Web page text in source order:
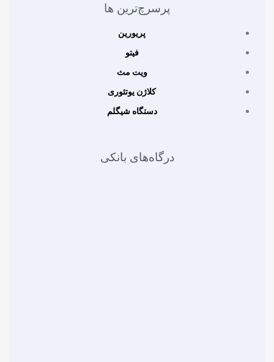
پرسرچ‌ترین ها
پریورین
فیتو
ویت مث
کلاژن یوتئوری
دستگاه شیگلم
درگاه‌های بانکی